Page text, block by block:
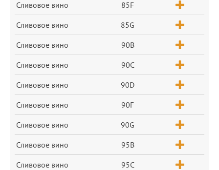
Сливовое вино 85F
Сливовое вино 85G
Сливовое вино 90B
Сливовое вино 90C
Сливовое вино 90D
Сливовое вино 90F
Сливовое вино 90G
Сливовое вино 95B
Сливовое вино 95C